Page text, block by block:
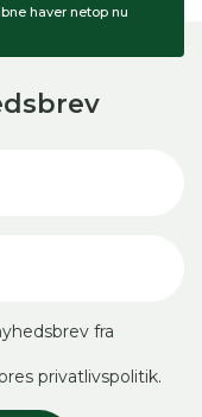
haver netop nu
fra
privatlivspolitik.